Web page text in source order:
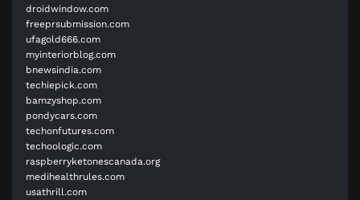
droidwindow.com
freeprsubmission.com
ufagold666.com
myinteriorblog.com
bnewsindia.com
techiepick.com
bamzyshop.com
pondycars.com
techonfutures.com
techoologic.com
raspberryketonescanada.org
medihealthrules.com
usathrill.com